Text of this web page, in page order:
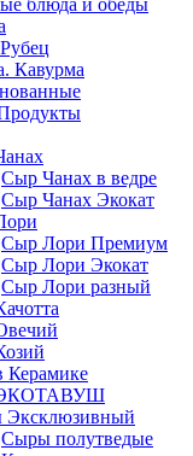
блюда и обеды
Кавурма
Сыр Чанах в ведре
Сыр Чанах Экокат
Сыр Лори Премиум
Сыр Лори Экокат
Сыр Лори разный
Керамике
Сыры полутведые